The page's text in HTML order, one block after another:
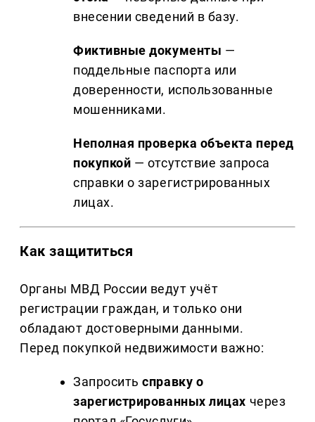
внесении сведений в базу.
Фиктивные документы —
поддельные паспорта или
доверенности, использованные
мошенниками.
Неполная проверка объекта перед
покупкой — отсутствие запроса
справки о зарегистрированных
лицах.
Как защититься
Органы МВД России ведут учёт
регистрации граждан, и только они
обладают достоверными данными.
Перед покупкой недвижимости важно:
Запроситьсправку о
зарегистрированных лицах через